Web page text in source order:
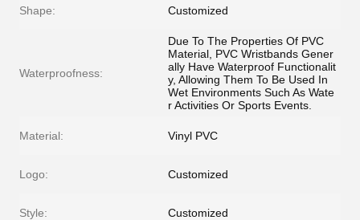
Shape: Customized
Waterproofness:
Due To The Properties Of PVC
Material, PVC Wristbands Gener
ally Have Waterproof Functionalit
y, Allowing Them To Be Used In
Wet Environments Such As Wate
r Activities Or Sports Events.
Material: Vinyl PVC
Logo: Customized
Style: Customized